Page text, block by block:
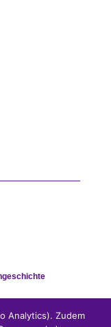
Analytics). Zudem